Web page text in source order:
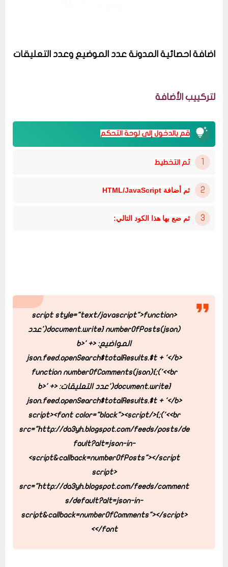
اضافة احصائية المدونة عدد الموضيع وعدد التعليقات
لتركييب الأضافة
قم بالدخول إلى لوحة التحكم
ثم التخطيط
ثم أضافة HTML/JavaScript
ثم ضع بها هذا الكود التالي:
<script style="text/javascript">
function
numberOfPosts(json) {
document.write('عدد
المواضيع: <b>' +
json.feed.openSearch$totalResults.$t + '</b>
<br>');
}
function numberOfComments(json)
{
document.write('عدد التعليقات: <b>' +
json.feed.openSearch$totalResults.$t + '</b>
<br>');
}
</script>
<font color="black"><script
src="http://da3yh.blogspot.com/feeds/posts/de
fault?alt=json-in-
script&callback=numberOfPosts"></script>
<script
src="http://da3yh.blogspot.com/feeds/comment
s/default?alt=json-in-
script&callback=numberOfComments"></script>
</font>